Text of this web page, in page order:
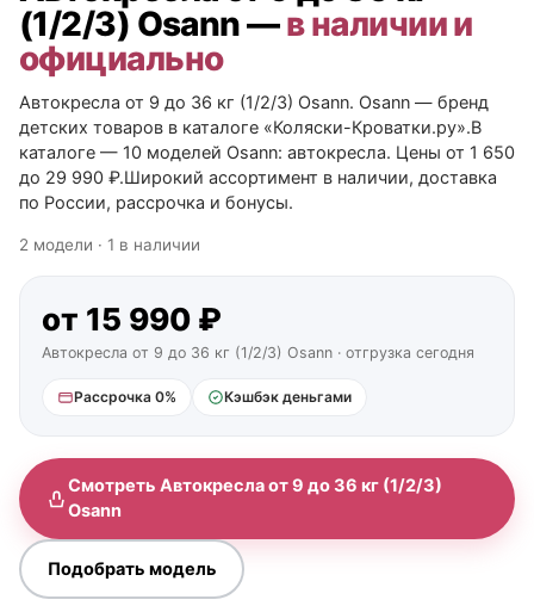
(1/2/3) Osann —в наличии и
официально
Автокресла от 9 до 36 кг (1/2/3) Osann. Osann — бренд
детских товаров в каталоге «Коляски-Кроватки.ру».В
каталоге — 10 моделей Osann: автокресла. Цены от 1 650
до 29 990 ₽.Широкий ассортимент в наличии, доставка
по России, рассрочка и бонусы.
2 модели · 1 в наличии
от 15 990 ₽
Автокресла от 9 до 36 кг (1/2/3) Osann · отгрузка сегодня
Рассрочка 0% Кэшбэк деньгами
Смотреть Автокресла от 9 до 36 кг (1/2/3)
Osann
Подобрать модель